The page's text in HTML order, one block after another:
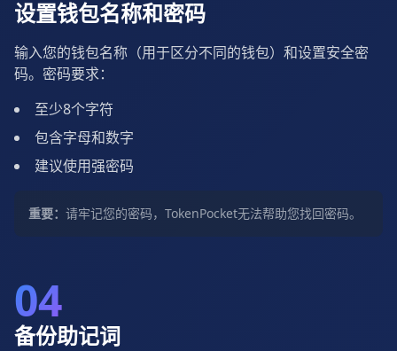
设置钱包名称和密码
输入您的钱包名称（用于区分不同的钱包）和设置安全密
码。密码要求：
至少8个字符
包含字母和数字
建议使用强密码
重要： 请牢记您的密码，TokenPocket无法帮助您找回密码。
04
备份助记词